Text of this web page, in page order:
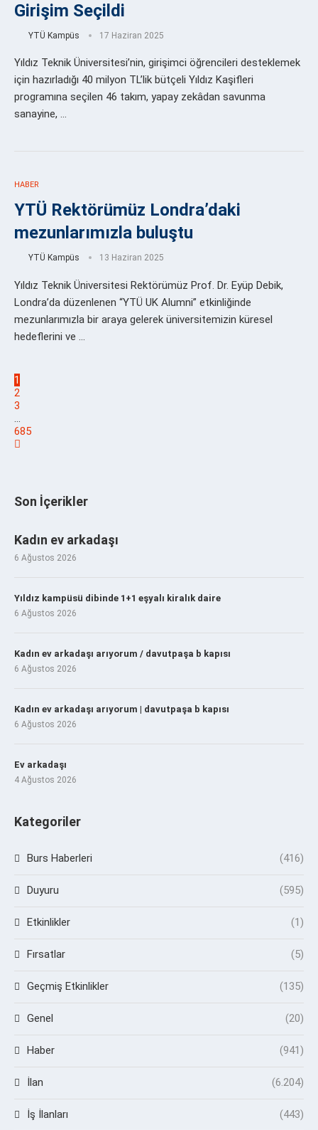
Girişim Seçildi
YTÜ Kampüs 17 Haziran 2025
Yıldız Teknik Üniversitesi’nin, girişimci öğrencileri desteklemek
için hazırladığı 40 milyon TL’lik bütçeli Yıldız Kaşifleri
programına seçilen 46 takım, yapay zekâdan savunma
sanayine, …
HABER
YTÜ Rektörümüz Londra’daki
mezunlarımızla buluştu
YTÜ Kampüs 13 Haziran 2025
Yıldız Teknik Üniversitesi Rektörümüz Prof. Dr. Eyüp Debik,
Londra’da düzenlenen “YTÜ UK Alumni” etkinliğinde
mezunlarımızla bir araya gelerek üniversitemizin küresel
hedeflerini ve …
1
2
3
…
685
Son İçerikler
Kadın ev arkadaşı
6 Ağustos 2026
Yıldız kampüsü dibinde 1+1 eşyalı kiralık daire
6 Ağustos 2026
Kadın ev arkadaşı arıyorum / davutpaşa b kapısı
6 Ağustos 2026
Kadın ev arkadaşı arıyorum | davutpaşa b kapısı
6 Ağustos 2026
Ev arkadaşı
4 Ağustos 2026
Kategoriler
Burs Haberleri (416)
Duyuru (595)
Etkinlikler (1)
Fırsatlar (5)
Geçmiş Etkinlikler (135)
Genel (20)
Haber (941)
İlan (6.204)
İş İlanları (443)